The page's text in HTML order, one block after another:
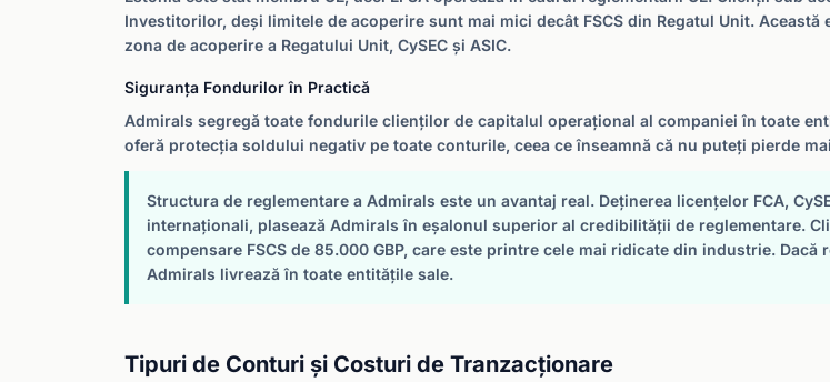
Investitorilor, deși limitele de acoperire sunt mai mici decât FSCS din Regatul Unit.
zona de acoperire a Regatului Unit, CySEC și ASIC.
Siguranța Fondurilor în Practică
Admirals segregă toate fondurile clienților de capitalul operațional al companiei în toate
oferă protecția soldului negativ pe toate conturile, ceea ce înseamnă că nu puteți pierde
Structura de reglementare a Admirals este un avantaj real. Deținerea licențelor FCA,
internaționali, plasează Admirals în eșalonul superior al credibilității de reglementare.
compensare FSCS de 85.000 GBP, care este printre cele mai ridicate din industrie.
Admirals livrează în toate entitățile sale.
Tipuri de Conturi și Costuri de Tranzacționare